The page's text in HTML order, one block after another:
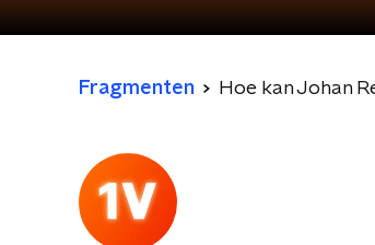
Fragmenten Hoe kan Johan